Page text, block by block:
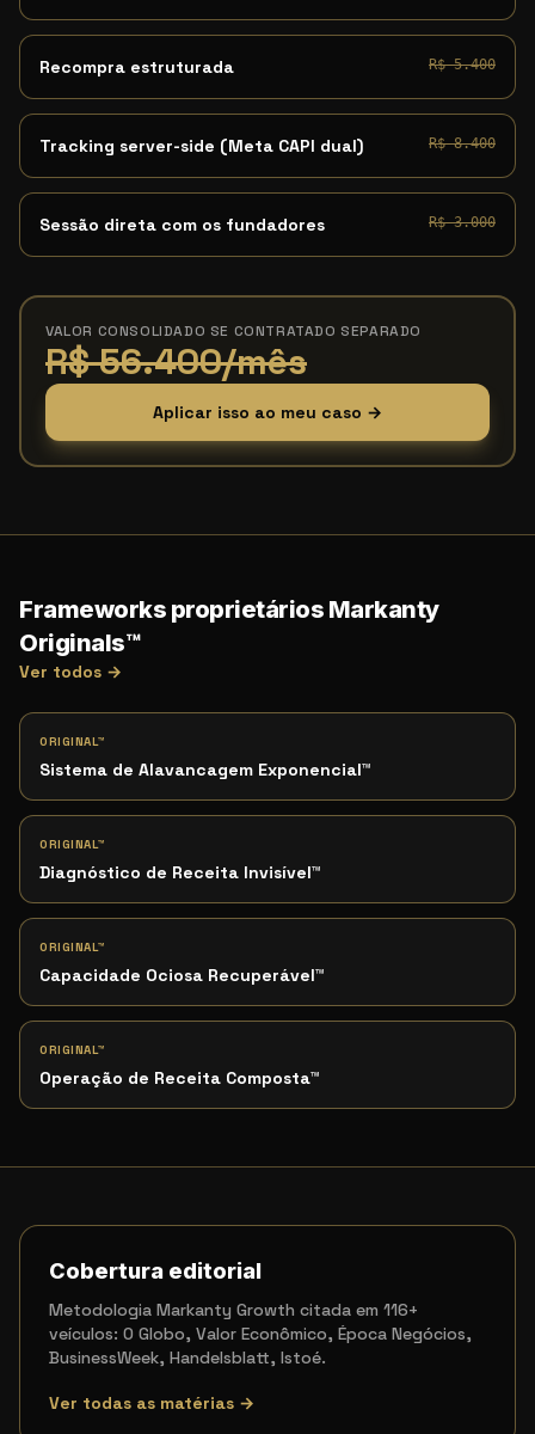
Recompra estruturada R$ 5.400
Tracking server-side (Meta CAPI dual) R$ 8.400
Sessão direta com os fundadores R$ 3.000
VALOR CONSOLIDADO SE CONTRATADO SEPARADO
R$ 56.400/mês
Aplicar isso ao meu caso →
Frameworks proprietários Markanty
Originals™
Ver todos →
ORIGINAL™
Sistema de Alavancagem Exponencial™
ORIGINAL™
Diagnóstico de Receita Invisível™
ORIGINAL™
Capacidade Ociosa Recuperável™
ORIGINAL™
Operação de Receita Composta™
Cobertura editorial
Metodologia Markanty Growth citada em 116+
veículos: O Globo, Valor Econômico, Época Negócios,
BusinessWeek, Handelsblatt, Istoé.
Ver todas as matérias →